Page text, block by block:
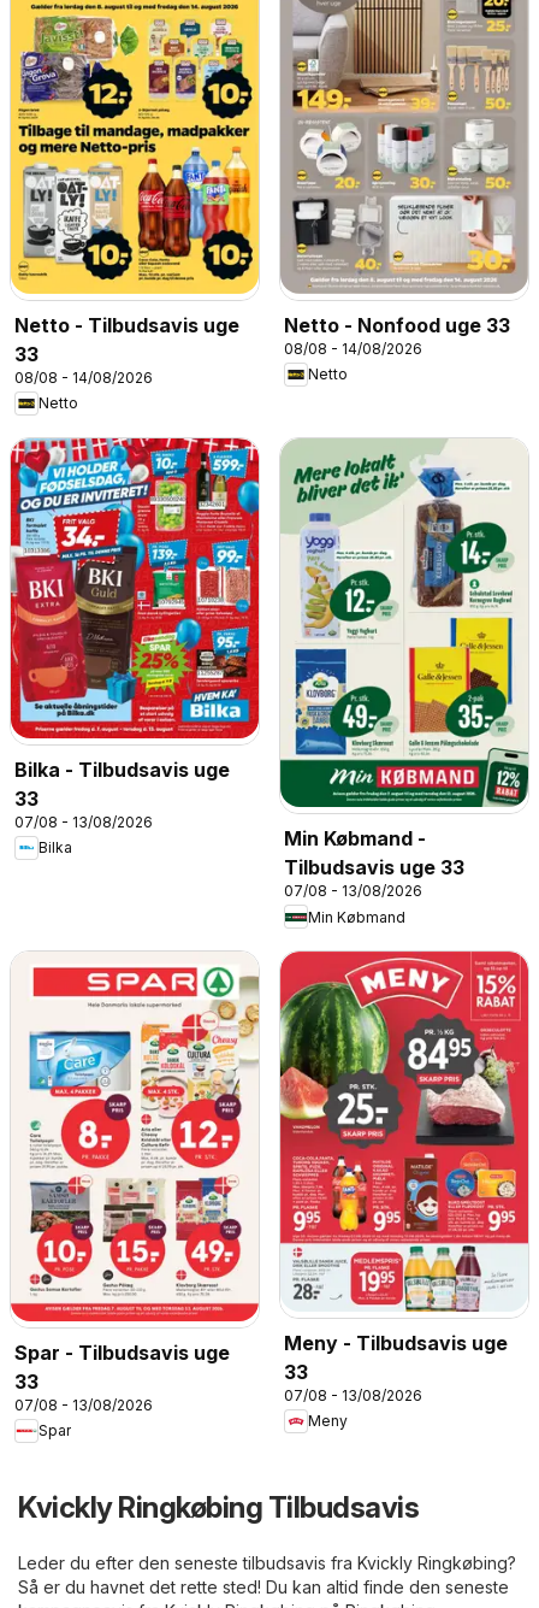
Netto - Tilbudsavis uge
33
08/08 - 14/08/2026
Netto
Netto - Nonfood uge 33
08/08 - 14/08/2026
Netto
Bilka - Tilbudsavis uge
33
07/08 - 13/08/2026
Bilka
Min Købmand -
Tilbudsavis uge 33
07/08 - 13/08/2026
Min Købmand
Spar - Tilbudsavis uge
33
07/08 - 13/08/2026
Spar
Meny - Tilbudsavis uge
33
07/08 - 13/08/2026
Meny
Kvickly Ringkøbing Tilbudsavis
Leder du efter den seneste tilbudsavis fra Kvickly Ringkøbing?
Så er du havnet det rette sted! Du kan altid finde den seneste